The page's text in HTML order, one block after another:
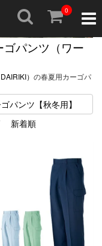
0
パンツ（ワー
） の春夏用カーゴパ
パンツ【秋冬用】
新着順